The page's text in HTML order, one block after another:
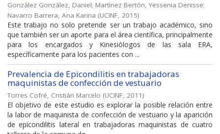
González González, Daniel; Martínez Bertón, Yessenia Denisse;
Navarro Barrera, Ana Karina (UCINF, 2015)
Este trabajo no solo pretende ser un trabajo académico, sino
que también ser un aporte para el área científica, principalmente
para los encargados y Kinesiólogos de las sala ERA,
específicamente para los pacientes con ...
Prevalencia de Epicondilitis en trabajadoras
maquinistas de confección de vestuario
Torres Cofré, Cristián Marcelo (UCINF, 2011)
El objetivo de este estudio es explorar la posible relación entre
la labor de maquinista de confección de vestuario y la aparición
de epicondilitis lateral en trabajadoras maquinistas de cuatro